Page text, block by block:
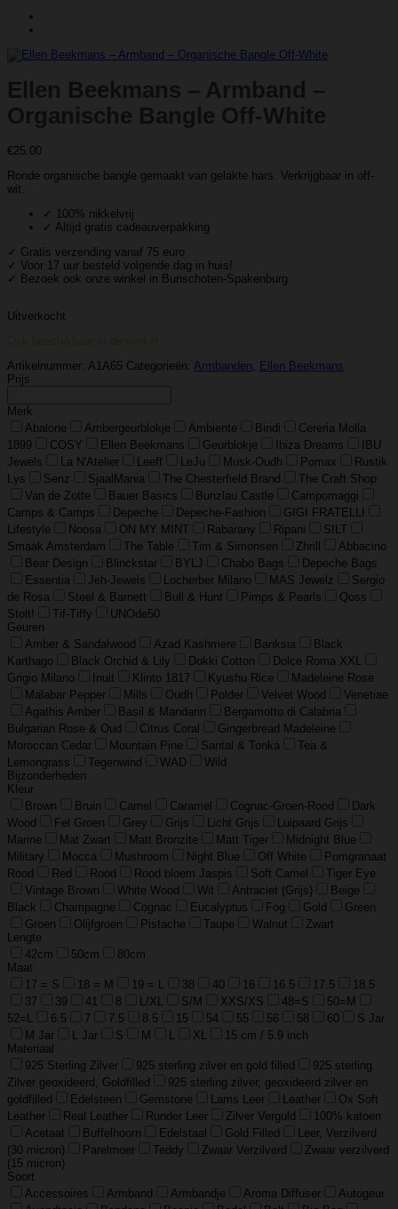
Ellen Beekmans – Armband –
Organische Bangle Off-White
€25.00
Ronde organische bangle gemaakt van gelakte hars. Verkrijgbaar in off-
wit.
✓ 100% nikkelvrij
✓ Altijd gratis cadeauverpakking
✓ Gratis verzending vanaf 75 euro
✓ Voor 17 uur besteld volgende dag in huis!
✓ Bezoek ook onze winkel in Bunschoten-Spakenburg
Uitverkocht
Artikelnummer: A1A65 Categorieën: Armbanden, Ellen Beekmans
Prijs
Merk
Abalone
Ambergeurblokje Ambiente Bindi
Cereria Molla
1899
COSY Ellen Beekmans Geurblokje Ibiza Dreams
IBU
Jewels
La N'Atelier Leeff LeJu Musk-Oudh Pomax
Rustik
Lys
Senz SjaalMania The Chesterfield Brand
The Craft Shop
Van de Zotte
Bauer Basics Bunzlau Castle
Campomaggi
Camps & Camps
Depeche Depeche-Fashion
GIGI FRATELLI
Lifestyle
Noosa ON MY MINT Rabarany Ripani
SILT
Smaak Amsterdam
The Table Tim & Simonsen Zhrill
Abbacino
Bear Design
Blinckstar BYLJ Chabo Bags
Depeche Bags
Essentia
Jeh-Jewels Locherber Milano MAS Jewelz
Sergio
de Rosa
Steel & Barnett Bull & Hunt Pimps & Pearls
Qoss
Stolt!
Tif-Tiffy
UNOde50
Geuren
Amber & Sandalwood
Azad Kashmere Banksia
Black
Karthago
Black Orchid & Lily Dokki Cotton
Dolce Roma XXL
Grigio Milano
Inuit Klinto 1817 Kyushu Rice
Madeleine Rose
Malabar Pepper
Mills Oudh Polder Velvet Wood
Venetiae
Agathis Amber
Basil & Mandarin
Bergamotto di Calabria
Bulgarian Rose & Oud
Citrus Coral
Gingerbread Madeleine
Moroccan Cedar
Mountain Pine Santal & Tonka
Tea &
Lemongrass
Tegenwind WAD
Wild
Bijzonderheden
Kleur
Brown
Bruin Camel Caramel Cognac-Groen-Rood
Dark
Wood
Fel Groen Grey Grijs Licht Grijs
Luipaard Grijs
Marine
Mat Zwart Matt Bronzite Matt Tiger
Midnight Blue
Military
Mocca Mushroom Night Blue Off White
Pomgranaat
Rood
Red Rood Rood bloem Jaspis Soft Camel
Tiger Eye
Vintage Brown
White Wood Wit Antraciet (Grijs)
Beige
Black
Champagne Cognac Eucalyptus Fog Gold
Green
Groen
Olijfgroen Pistache Taupe Walnut
Zwart
Lengte
42cm
50cm
80cm
Maat
17 = S
18 = M 19 = L 38 40 16 16.5 17.5
18.5
37
39 41 8 L/XL S/M XXS/XS 48=S
50=M
52=L
6.5 7 7.5 8.5 15 54 55 56 58 60
S Jar
M Jar
L Jar S M L XL
15 cm / 5.9 inch
Materiaal
925 Sterling Zilver
925 sterling zilver en gold filled
925 sterling
Zilver geoxideerd, Goldfilled
925 sterling zilver, geoxideerd zilver en
goldfilled
Edelsteen Gemstone Lams Leer Leather
Ox Soft
Leather
Real Leather Runder Leer Zilver Verguld
100% katoen
Acetaat
Buffelhoorn Edelstaal Gold Filled
Leer, Verzilverd
(30 micron)
Parelmoer Teddy Zwaar Verzilverd
Zwaar verzilverd
(15 micron)
Soort
Accessoires
Armband Armbandje Aroma Diffuser
Autogeur